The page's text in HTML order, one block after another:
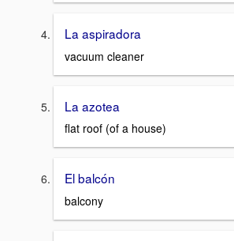
La aspiradora
vacuum cleaner
La azotea
flat roof (of a house)
El balcón
balcony